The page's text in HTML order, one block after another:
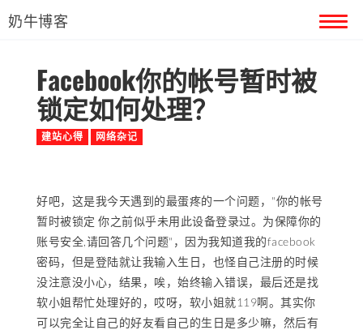
奶牛博客
首页
留言本
Facebook你的帐号暂时被
锁定如何处理？
建站心得 网络杂记
好吧，这是我今天遇到的最蛋疼的一个问题，"你的帐号
暂时被锁定 你之前似乎未用此设备登录过。为保障你的
账号安全,请回答几个问题"，因为我知道我的facebook
密码，但是登陆就让我输入生日，也怪自己注册的时候
没注意没小心，结果，唉，始终输入错误，最后还是找
软小姐帮忙处理好的，哎呀，软小姐就119啊。其实你
可以完全让自己的好友看自己的生日是多少嘛，然后有